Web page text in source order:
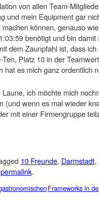
von allen Team-
und mein Equipment gar
können, genauso
benötigt und bin
dem Zaunpfahl ist, dass
Platz 10 in der
hat es mich ganz ordentlich
ich möchte mich
(und wenn es mal wieder
mit einer Firmengruppe
10 Freunde, Darmstadt,
permalink.
Frameworks in